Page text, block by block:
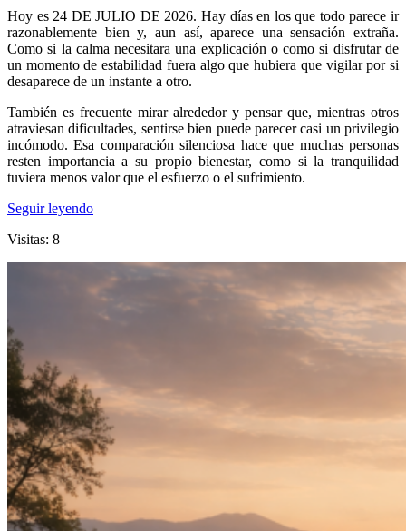
Hoy es 24 DE JULIO DE 2026. Hay días en los que todo parece ir
razonablemente bien y, aun así, aparece una sensación extraña.
Como si la calma necesitara una explicación o como si disfrutar de
un momento de estabilidad fuera algo que hubiera que vigilar por si
desaparece de un instante a otro.
También es frecuente mirar alrededor y pensar que, mientras otros
atraviesan dificultades, sentirse bien puede parecer casi un privilegio
incómodo. Esa comparación silenciosa hace que muchas personas
resten importancia a su propio bienestar, como si la tranquilidad
tuviera menos valor que el esfuerzo o el sufrimiento.
Seguir leyendo
Visitas: 8